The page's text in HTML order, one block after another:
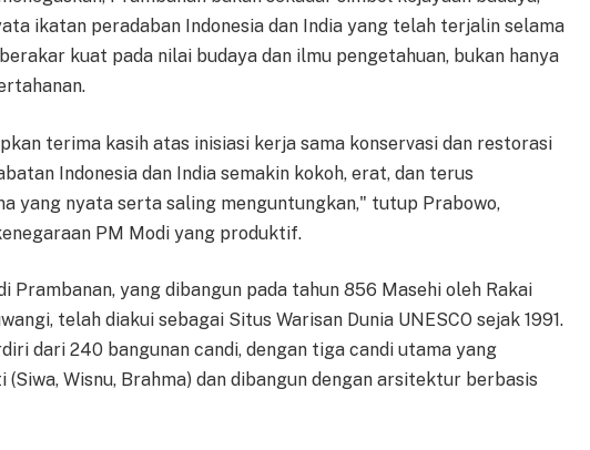
ikatan peradaban Indonesia dan India yang telah terjalin selama
kuat pada nilai budaya dan ilmu pengetahuan, bukan hanya
terima kasih atas inisiasi kerja sama konservasi dan restorasi
Indonesia dan India semakin kokoh, erat, dan terus
yang nyata serta saling menguntungkan," tutup Prabowo,
PM Modi yang produktif.
Prambanan, yang dibangun pada tahun 856 Masehi oleh Rakai
telah diakui sebagai Situs Warisan Dunia UNESCO sejak 1991.
dari 240 bangunan candi, dengan tiga candi utama yang
Wisnu, Brahma) dan dibangun dengan arsitektur berbasis